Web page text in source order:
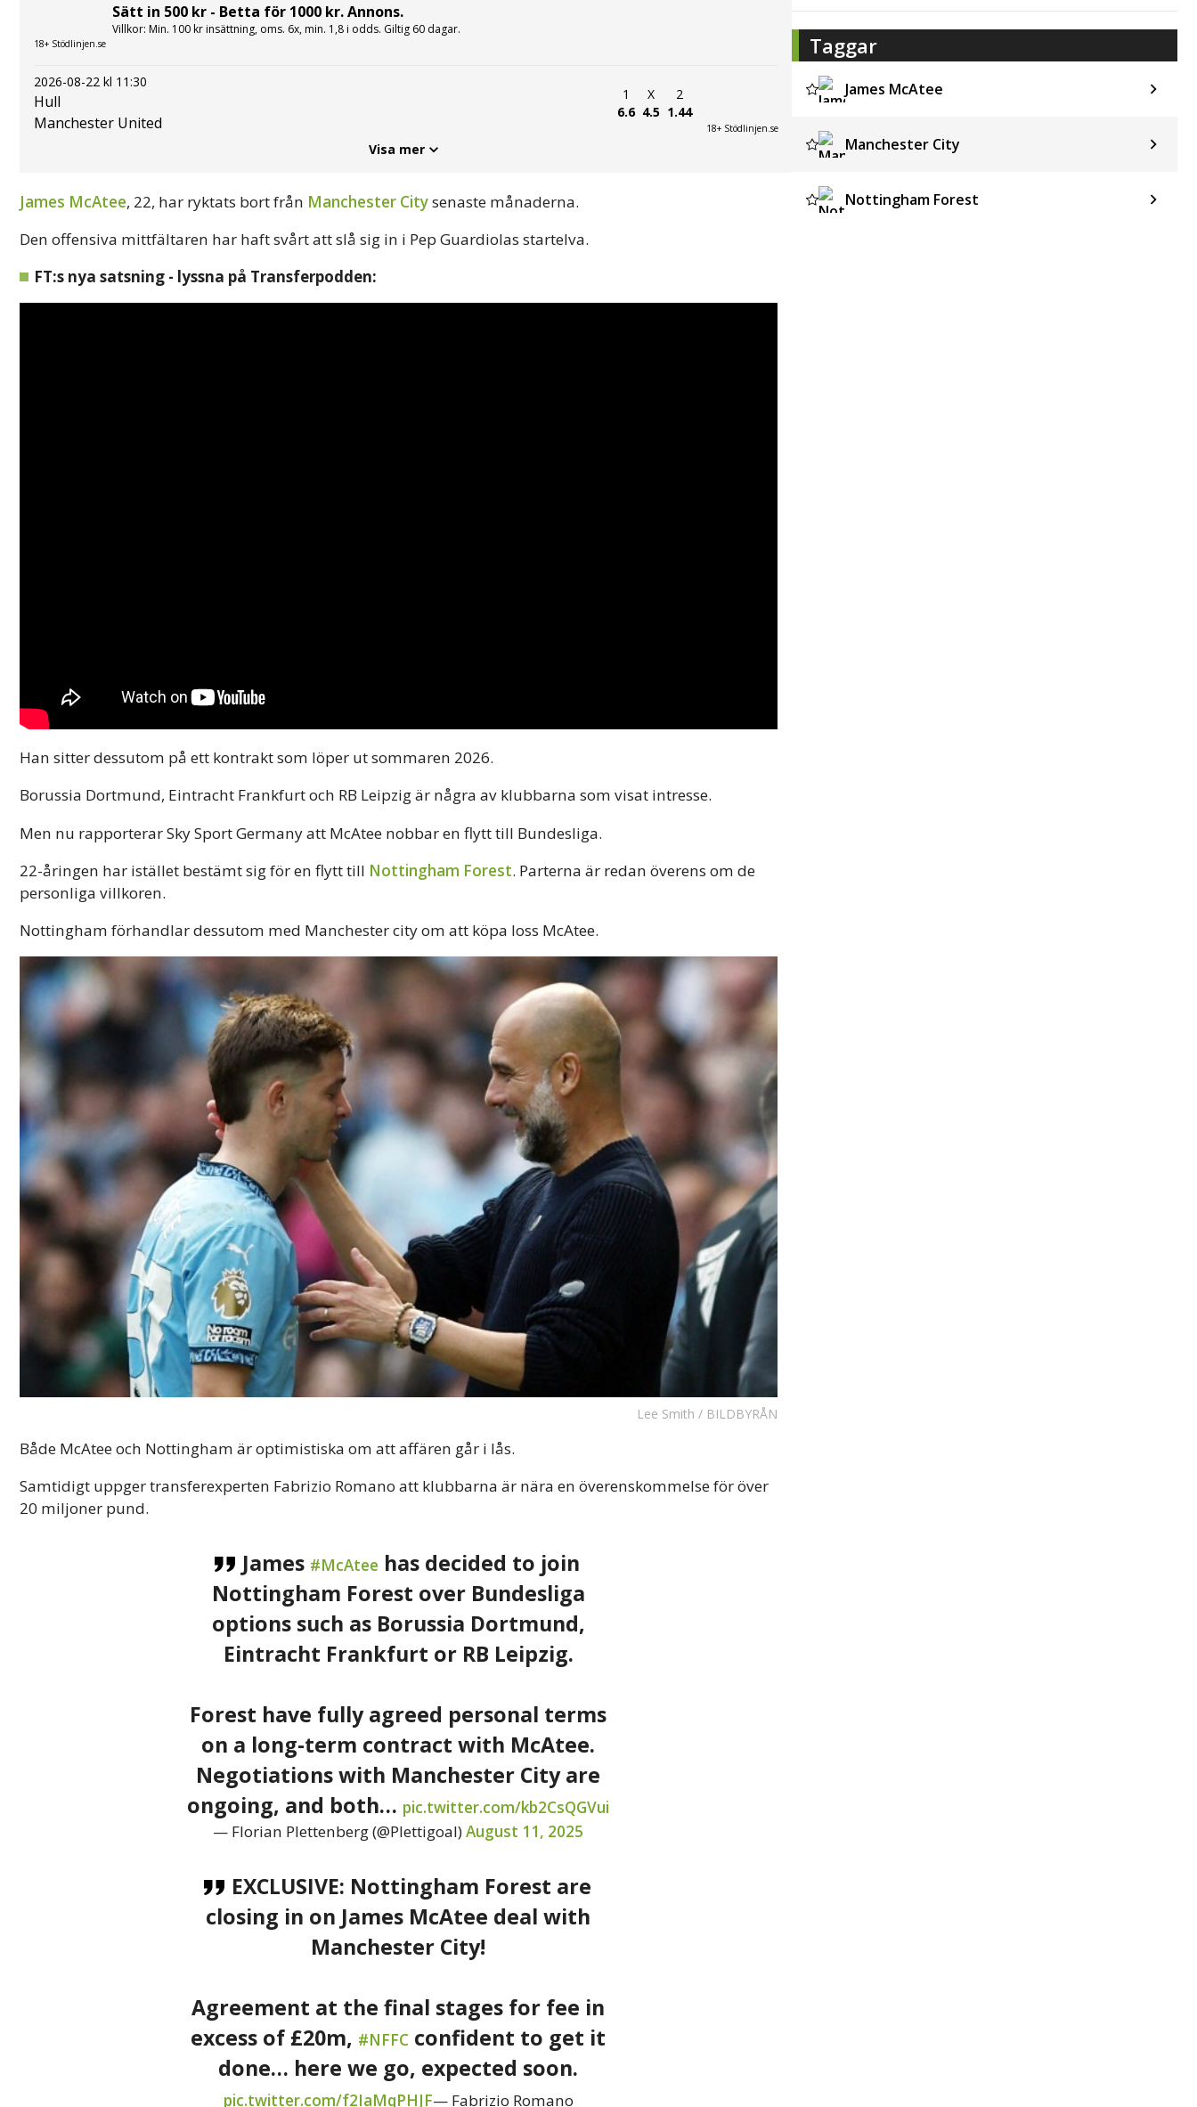
18+ Stödlinjen.se
Sätt in 500 kr - Betta för 1000 kr. Annons.
Villkor: Min. 100 kr insättning, oms. 6x, min. 1,8 i odds. Giltig 60 dagar.
2026-08-22 kl 11:30
Hull
Manchester United
1
6.6
X
4.5
2
1.44
18+ Stödlinjen.se
Visa mer
James McAtee, 22, har ryktats bort från Manchester Citysenaste månaderna.
Den offensiva mittfältaren har haft svårt att slå sig in i Pep Guardiolas startelva.
FT:s nya satsning - lyssna på Transferpodden:
Han sitter dessutom på ett kontrakt som löper ut sommaren 2026.
Borussia Dortmund, Eintracht Frankfurt och RB Leipzig är några av klubbarna som visat intresse.
Men nu rapporterar Sky Sport Germany att McAtee nobbar en flytt till Bundesliga.
22-åringen har istället bestämt sig för en flytt till Nottingham Forest. Parterna är redan överens om de
personliga villkoren.
Nottingham förhandlar dessutom med Manchester city om att köpa loss McAtee.
Lee Smith / BILDBYRÅN
Både McAtee och Nottingham är optimistiska om att affären går i lås.
Samtidigt uppger transferexperten Fabrizio Romano att klubbarna är nära en överenskommelse för över
20 miljoner pund.
James #McAtee has decided to join
Nottingham Forest over Bundesliga
options such as Borussia Dortmund,
Eintracht Frankfurt or RB Leipzig.
Forest have fully agreed personal terms
on a long-term contract with McAtee.
Negotiations with Manchester City are
ongoing, and both… pic.twitter.com/kb2CsQGVui
— Florian Plettenberg (@Plettigoal)August 11, 2025
EXCLUSIVE: Nottingham Forest are
closing in on James McAtee deal with
Manchester City!
Agreement at the final stages for fee in
excess of £20m, #NFFC confident to get it
done… here we go, expected soon.
pic.twitter.com/f2IaMqPHJF— Fabrizio Romano
Taggar
James McAtee
Manchester City
Nottingham Forest